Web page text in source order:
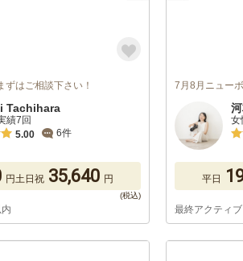
ずはご相談下さい！
Tachihara
績7回
5.00
6件
円土日祝 35,640 円
7月8月ニュー
女
平日
最終アクティ